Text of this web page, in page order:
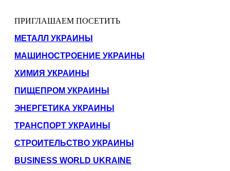
ПРИГЛАШАЕМ ПОСЕТИТЬ
МЕТАЛЛ УКРАИНЫ
МАШИНОСТРОЕНИЕ УКРАИНЫ
ХИМИЯ УКРАИНЫ
ПИЩЕПРОМ УКРАИНЫ
ЭНЕРГЕТИКА УКРАИНЫ
ТРАНСПОРТ УКРАИНЫ
СТРОИТЕЛЬСТВО УКРАИНЫ
BUSINESS WORLD UKRAINE